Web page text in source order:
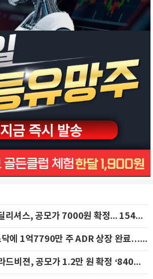
희망밴드 최상단 딜리셔스, 공모가 7000원 확정... 154억 규모 IPO 돌입
SK하이닉스, 나스닥에 1억7790만 주 ADR 상장 완료…29일 국내 추가 상장
자율주행 AI 스트라드비젼, 공모가 1.2만 원 확정 ‘840억 수혈’